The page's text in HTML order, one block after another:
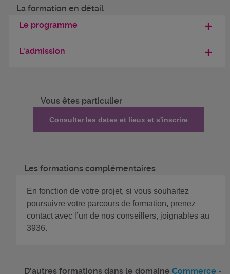
La formation en détail
Le programme
L'admission
Vous êtes particulier
Consulter les dates et lieux et s'inscrire
Les formations complémentaires
En fonction de votre projet, si vous souhaitez
poursuivre votre parcours de formation, prenez
contact avec l’un de nos conseillers, joignables au
3936.
D'autres formations dans le domaine Commerce -